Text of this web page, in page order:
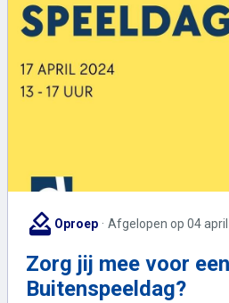
how_to_vote Oproep Afgelopen op 04
Zorg jij mee voor
Buitenspeeldag?